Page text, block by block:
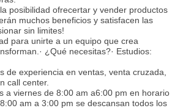
posibilidad ofrecertar y vender productos
muchos beneficios y satisfacen las
sin limites!
para unirte a un equipo que crea
¿Qué necesitas?· Estudios:
de experiencia en ventas, venta cruzada,
call center.
a viernes de 8:00 am a6:00 pm en horario
am a 3:00 pm se descansan todos los